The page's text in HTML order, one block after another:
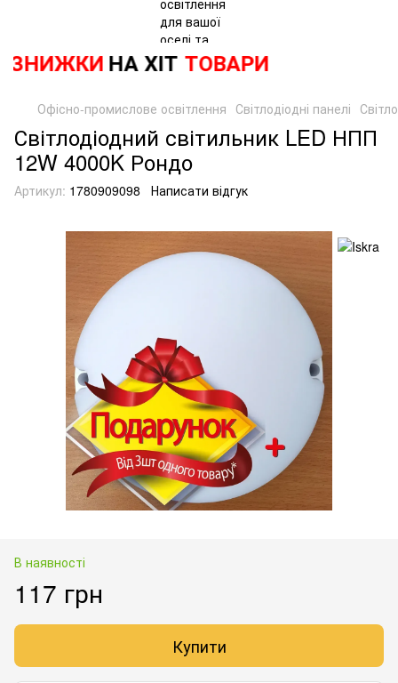
НА ХІТТОВАРИ
Офісно-промислове освітлення Світлодіодні панелі
Світлодіодний світильник LED НПП
12W 4000K Рондо
Артикул: 1780909098 Написати відгук
В наявності
117 грн
Купити